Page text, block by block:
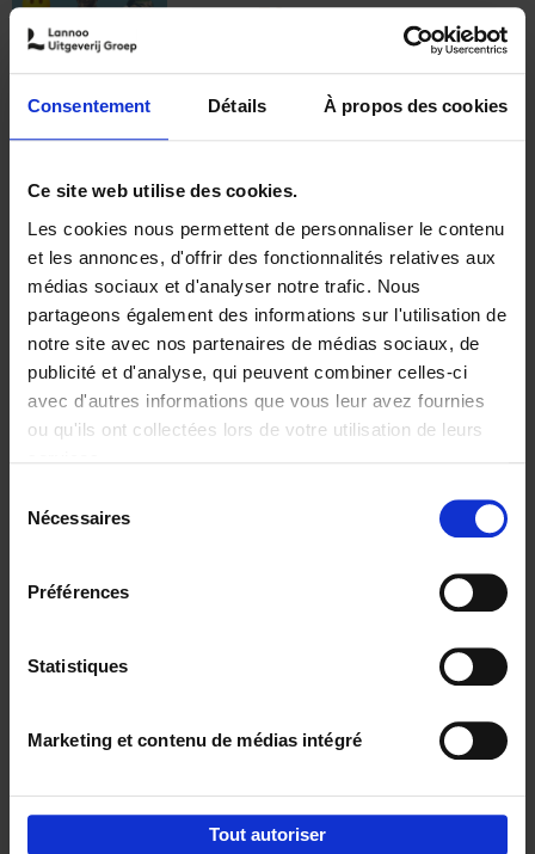
Consentement Détails À propos des cookies
Ce site web utilise des cookies.
Les cookies nous permettent de personnaliser le contenu
et les annonces, d'offrir des fonctionnalités relatives aux
médias sociaux et d'analyser notre trafic. Nous
partageons également des informations sur l'utilisation de
notre site avec nos partenaires de médias sociaux, de
publicité et d'analyse, qui peuvent combiner celles-ci
avec d'autres informations que vous leur avez fournies
ou qu'ils ont collectées lors de votre utilisation de leurs
Nécessaires
Préférences
Statistiques
Marketing et contenu de médias intégré
Tout autoriser
€37,50
Building Bonds = Building
Business
Jochen Roef Jozefien De Feyter
Carolien Boom
Couverture souple
2025 200
€29,99
Digital marketing like a PRO -
completely revised edition (EN)